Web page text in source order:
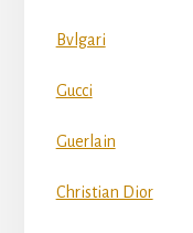
Bvlgari
Gucci
Guerlain
Christian Dior